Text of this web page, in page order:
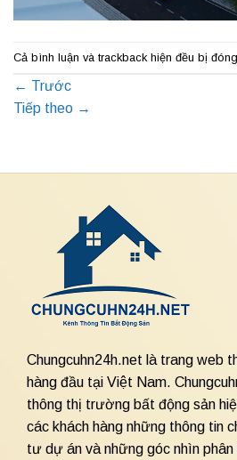
Cả bình luận và trackback hiện đều bị đóng.
← Trước
Tiếp theo →
Chungcuhn24h.net là trang web
hàng đầu tại Việt Nam.
thông thị trường bất động sản
các khách hàng những thông tin
tư dự án và những góc nhìn